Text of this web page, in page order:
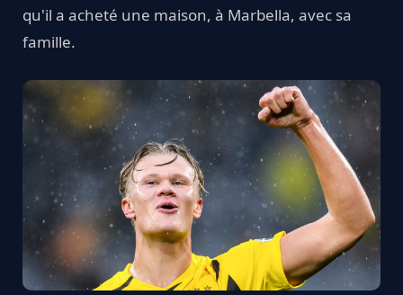
qu'il a acheté une maison, à Marbella, avec sa
famille.